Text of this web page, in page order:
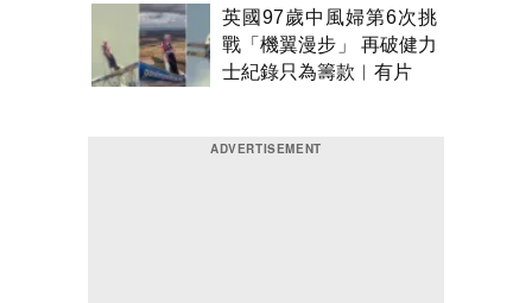
英國97歲中風婦第6次挑
戰「機翼漫步」 再破健力
士紀錄只為籌款︱有片